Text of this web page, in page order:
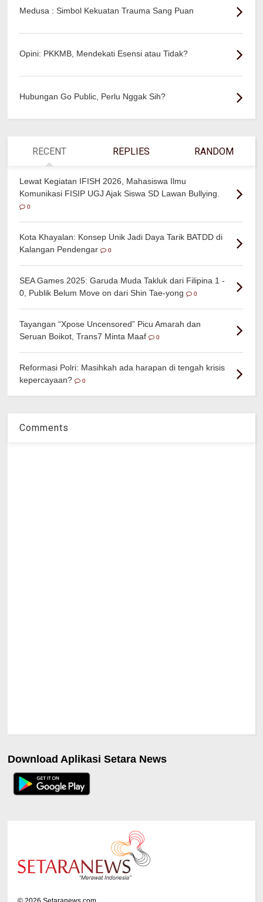
Medusa : Simbol Kekuatan Trauma Sang Puan
Opini: PKKMB, Mendekati Esensi atau Tidak?
Hubungan Go Public, Perlu Nggak Sih?
RECENT REPLIES RANDOM
Lewat Kegiatan IFISH 2026, Mahasiswa Ilmu
Komunikasi FISIP UGJ Ajak Siswa SD Lawan Bullying.
0
Kota Khayalan: Konsep Unik Jadi Daya Tarik BATDD di
Kalangan Pendengar
0
SEA Games 2025: Garuda Muda Takluk dari Filipina 1 -
0, Publik Belum Move on dari Shin Tae-yong
0
Tayangan “Xpose Uncensored” Picu Amarah dan
Seruan Boikot, Trans7 Minta Maaf
0
Reformasi Polri: Masihkah ada harapan di tengah krisis
kepercayaan?
0
Comments
Download Aplikasi Setara News